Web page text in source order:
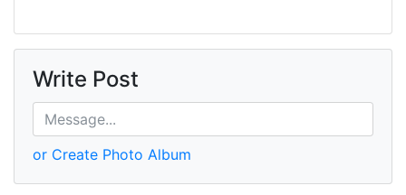
Write Post
or Create Photo Album